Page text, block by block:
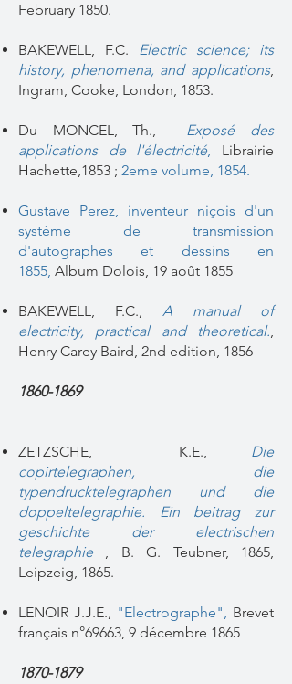
February 1850.
BAKEWELL, F.C. Electric science; its
history, phenomena, and applications,
Ingram, Cooke, London, 1853.
Du MONCEL, Th., Exposé des
applications de l'électricité, Librairie
Hachette,1853 ; 2eme volume, 1854.
Gustave Perez, inventeur niçois d'un
système de transmission
d'autographes et dessins en
1855, Album Dolois, 19 août 1855
BAKEWELL, F.C., A manual of
electricity, practical and theoretical.,
Henry Carey Baird, 2nd edition, 1856
1860-1869
ZETZSCHE, K.E., Die
copirtelegraphen, die
typendrucktelegraphen und die
doppeltelegraphie. Ein beitrag zur
geschichte der electrischen
telegraphie , B. G. Teubner, 1865,
Leipzeig, 1865.
LENOIR J.J.E., "Electrographe", Brevet
français n°69663, 9 décembre 1865
1870-1879